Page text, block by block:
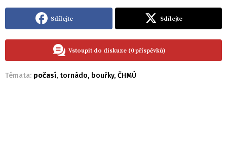
Sdílejte Sdílejte
Vstoupit do diskuze (0 příspěvků)
Témata: počasí, tornádo, bouřky, ČHMÚ